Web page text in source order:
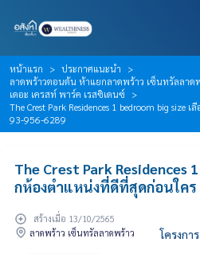
หน้าแรก
ประกาศแนะนำ
ลาดพร้าวตอนต้น ห้าแยกลาดพร้าว เซ็นทรัลลาด
เดอะ เครสท์ พาร์ค เรสซิเดนซ์
The Crest Park Residences 1 bedroom big
93-956-6289
The Crest Park Residences
กห้องตำแหน่งที่ดีที่สุดก่อนใคร
สร้างเมื่อ 13/10/2565
ลาดพร้าว เซ็นทรัลลาดพร้าว
โครงกา